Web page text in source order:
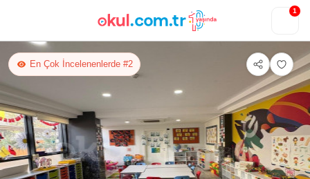
1
En Çok İncelenenlerde #2